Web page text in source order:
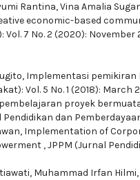
Rantina, Vina Amalia
economic-based
7 No. 2 (2020): November
Implementasi pemikiran
Vol. 5 No. 1 (2018): March
proyek
Pendidikan dan
Implementation of
,JPPM (Jurnal
Muhammad Irfan